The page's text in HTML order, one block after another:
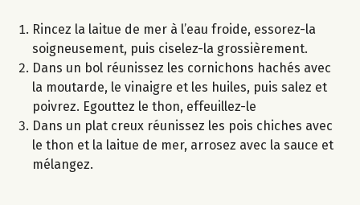
Rincez la laitue de mer à l’eau froide, essorez-la
soigneusement, puis ciselez-la grossièrement.
Dans un bol réunissez les cornichons hachés avec
la moutarde, le vinaigre et les huiles, puis salez et
poivrez. Egouttez le thon, effeuillez-le
Dans un plat creux réunissez les pois chiches avec
le thon et la laitue de mer, arrosez avec la sauce et
mélangez.